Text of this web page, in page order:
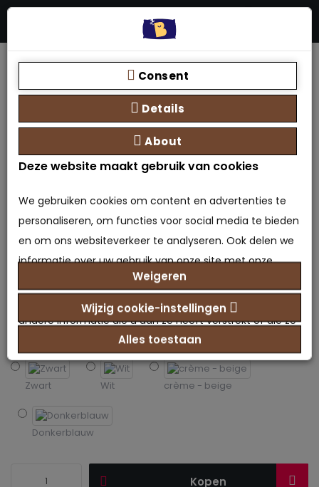
Zoeken
Kussensloop set van 2
Kussensloop set van 2
0 beoordeling(en)/ Geef beoordeling
Merk:Bedden Plein 40-45 B.V.
Model: BTX-6013833376314
Beschikbaarheid: Op voorraad
Zwart Wit crème - beige
Donkerblauw
Kopen
Consent
Details
About
Deze website maakt gebruik van cookies
We gebruiken cookies om content en advertenties te
personaliseren, om functies voor social media te bieden
en om ons websiteverkeer te analyseren. Ook delen we
informatie over uw gebruik van onze site met onze
partners voor social media, adverteren en analyse. Deze
partners kunnen deze gegevens combineren met
andere informatie die u aan ze heeft verstrekt of die ze
hebben verzameld op basis van uw gebruik van hun
services.
Weigeren
Wijzig cookie-instellingen
Alles toestaan